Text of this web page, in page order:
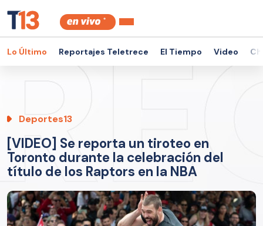
Lo Último Reportajes Teletrece El Tiempo Video
Deportes13
[VIDEO] Se reporta un tiroteo en
Toronto durante la celebración del
título de los Raptors en la NBA